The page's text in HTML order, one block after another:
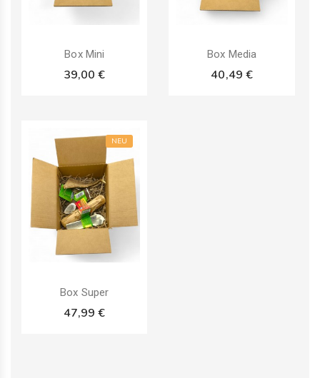
Box Mini
39,00 €
Box Media
40,49 €
NEU
Box Super
47,99 €